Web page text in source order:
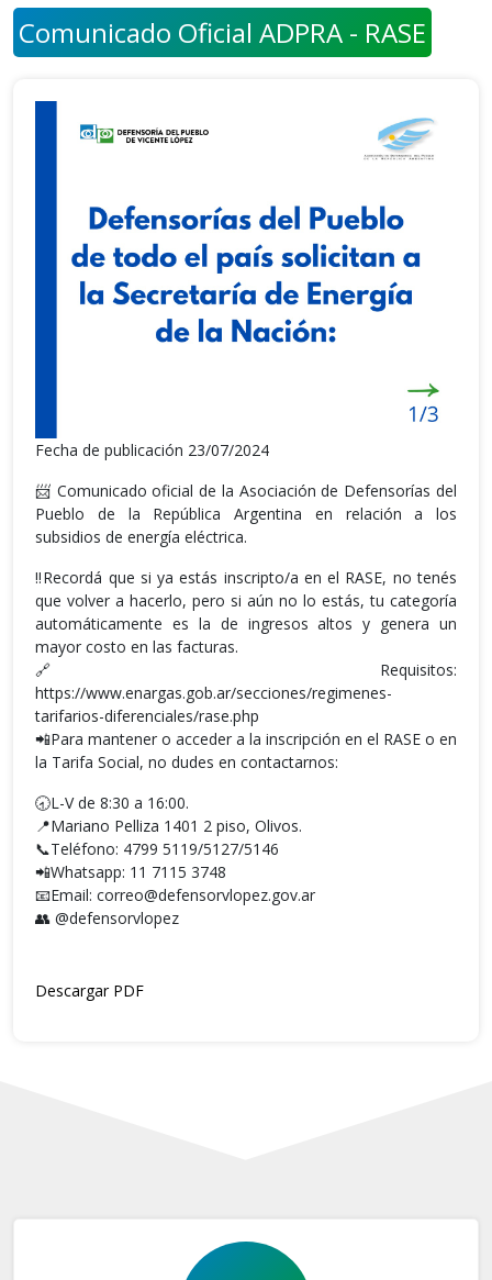
Comunicado Oficial ADPRA - RASE
Fecha de publicación 23/07/2024
📨 Comunicado oficial de la Asociación de Defensorías del
Pueblo de la República Argentina en relación a los
subsidios de energía eléctrica.
‼Recordá que si ya estás inscripto/a en el RASE, no tenés
que volver a hacerlo, pero si aún no lo estás, tu categoría
automáticamente es la de ingresos altos y genera un
mayor costo en las facturas.
🔗Requisitos:
https://www.enargas.gob.ar/secciones/regimenes-
tarifarios-diferenciales/rase.php
📲Para mantener o acceder a la inscripción en el RASE o en
la Tarifa Social, no dudes en contactarnos:
🕣L-V de 8:30 a 16:00.
📍Mariano Pelliza 1401 2 piso, Olivos.
📞Teléfono: 4799 5119/5127/5146
📲Whatsapp: 11 7115 3748
📧Email: correo@defensorvlopez.gov.ar
👥 @defensorvlopez
Descargar PDF